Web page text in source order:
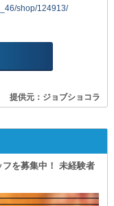
shop/124913/
提供元：ジョブショコラ
を募集中！ 未経験者